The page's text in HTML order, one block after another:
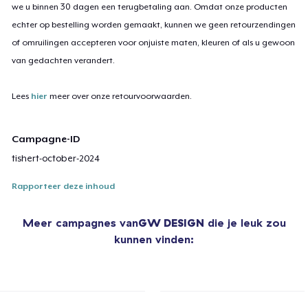
we u binnen 30 dagen een terugbetaling aan. Omdat onze producten
echter op bestelling worden gemaakt, kunnen we geen retourzendingen
of omruilingen accepteren voor onjuiste maten, kleuren of als u gewoon
van gedachten verandert.
Lees hier meer over onze retourvoorwaarden.
Campagne-ID
tishert-october-2024
Rapporteer deze inhoud
Meer campagnes vanGW DESIGN die je leuk zou
kunnen vinden: